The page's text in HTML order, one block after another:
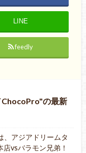
LINE
feedly
ChocoPro の最新
アジアドリームタ
vsバラモン兄弟！